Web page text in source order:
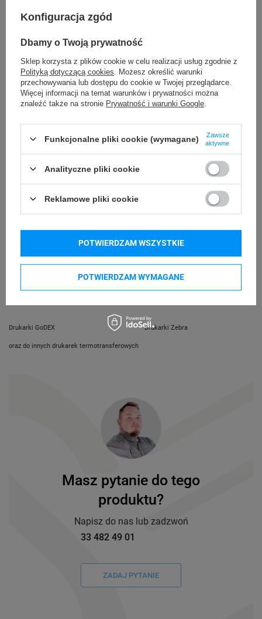
odklejenia
Rodzaj plomby VOID
Materiał plomby VOID
Usuwanie/odklejanie
Zostawia ślad
Gwarancja 24 miesiące
Podmiot
Specmark
Bielska 210
43-400 Cieszyn (Polska)
telefon: 730811399
Osoby
odpowiedzialne
Bielska 210
43-400 Cieszyn (Polska)
telefon: 730811399
Kompatybilne urządzenia
Drukarki GoDEX Drukarki Zebra
oraz do innych drukarek termotransferowych
Masz pytanie do tego
produktu?
Napisz do nas lub zadzwoń
33 482 49 01
ZADAJ PYTANIE
Konfiguracja zgód
Dbamy o Twoją prywatność
Sklep korzysta z plików cookie w celu realizacji usług zgodnie z
Polityką dotyczącą cookies . Możesz określić warunki
przechowywania lub dostępu do cookie w Twojej przeglądarce.
Więcej informacji na temat warunków i prywatności można
znaleźć także na stronie Prywatność i warunki Google
Funkcjonalne pliki cookie (wymagane)
Zawsze
aktywne
Analityczne pliki cookie
Reklamowe pliki cookie
POTWIERDZAM WYMAGANE
POTWIERDZAM WSZYSTKIE